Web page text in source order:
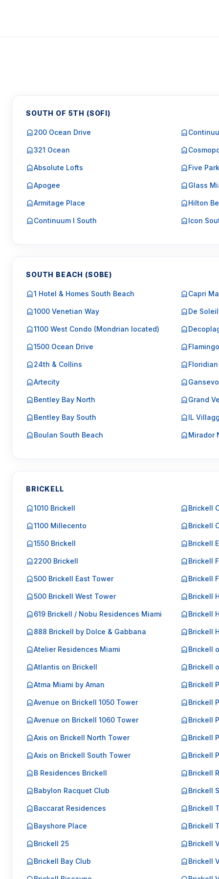
SOUTH OF 5TH (SOFI)
200 Ocean Drive
321 Ocean
Absolute Lofts
Apogee
Armitage Place
Continuum I South
Five
Glass
Hilton
Icon
SOUTH BEACH (SOBE)
1 Hotel & Homes South Beach
1000 Venetian Way
1100 West Condo (Mondrian located)
1500 Ocean Drive
24th & Collins
Artecity
Bentley Bay North
Bentley Bay South
Boulan South Beach
Capri
De
Flamingo
Floridian
Grand
IL
Mirador
BRICKELL
1010 Brickell
1100 Millecento
1550 Brickell
2200 Brickell
500 Brickell East Tower
500 Brickell West Tower
619 Brickell / Nobu Residences Miami
888 Brickell by Dolce & Gabbana
Atelier Residences Miami
Atlantis on Brickell
Atma Miami by Aman
Avenue on Brickell 1050 Tower
Avenue on Brickell 1060 Tower
Axis on Brickell North Tower
Axis on Brickell South Tower
B Residences Brickell
Babylon Racquet Club
Baccarat Residences
Bayshore Place
Brickell 25
Brickell Bay Club
Brickell
Brickell
Brickell
Brickell
Brickell
Brickell
Brickell
Brickell
Brickell
Brickell
Brickell
Brickell
Brickell
Brickell
Brickell
Brickell
Brickell
Brickell
Brickell
Brickell
Brickell